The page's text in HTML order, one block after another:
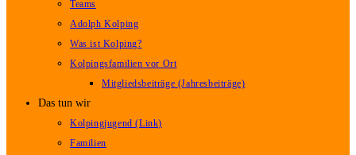
Teams
Adolph Kolping
Was ist Kolping?
Kolpingsfamilien vor Ort
Mitgliedsbeiträge (Jahresbeiträge)
Das tun wir
Kolpingjugend (Link)
Familien